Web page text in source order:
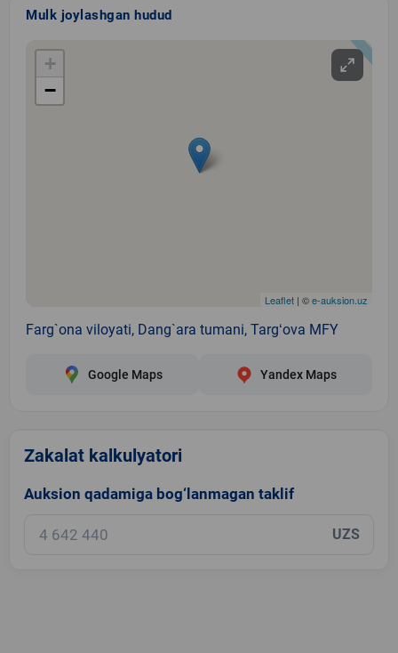
Mulk joylashgan hudud
+
−
Leaflet | ©e-auksion.uz
Farg`ona viloyati, Dang`ara tumani, Targʻova MFY
Google Maps Yandex Maps
Zakalat kalkulyatori
Auksion qadamiga bog‘lanmagan taklif
UZS